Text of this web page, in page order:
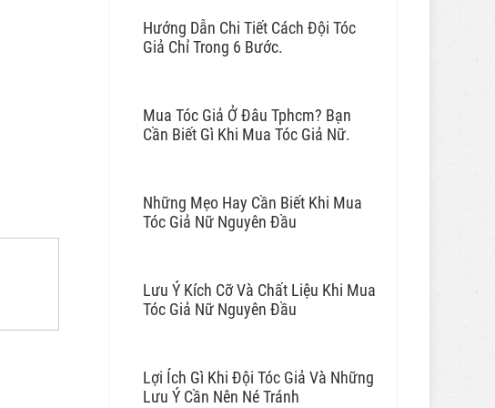
Hướng Dẫn Chi Tiết Cách Đội Tóc
Giả Chỉ Trong 6 Bước.
Mua Tóc Giả Ở Đâu Tphcm? Bạn
Cần Biết Gì Khi Mua Tóc Giả Nữ.
Những Mẹo Hay Cần Biết Khi Mua
Tóc Giả Nữ Nguyên Đầu
Lưu Ý Kích Cỡ Và Chất Liệu Khi Mua
Tóc Giả Nữ Nguyên Đầu
Lợi Ích Gì Khi Đội Tóc Giả Và Những
Lưu Ý Cần Nên Né Tránh